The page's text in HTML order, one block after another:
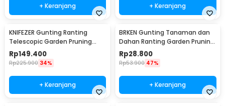
+ Keranjang + Keranjang
KNIFEZER Gunting Ranting
Telescopic Garden Pruning
Shear Scissors - 2026
Rp149.400
Rp225.900 34%
+ Keranjang
BRKEN Gunting Tanaman dan
Dahan Ranting Garden Pruning
Shears Scissors - XH-Y
Rp28.800
Rp53.900 47%
+ Keranjang